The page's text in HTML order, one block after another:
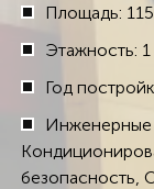
Площадь:
Этажность: 1
Год
Инженерные
безопасность,